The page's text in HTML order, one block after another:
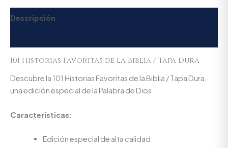
Descripción
101 Historias Favoritas de la Biblia / Tapa Dura
Descubre la 101 Historias Favoritas de la Biblia / Tapa Dura,
una edición especial de la Palabra de Dios.
Características:
Edición especial de alta calidad